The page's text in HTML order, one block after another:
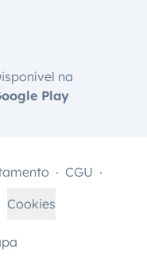
na
Play
CGU
Cookies